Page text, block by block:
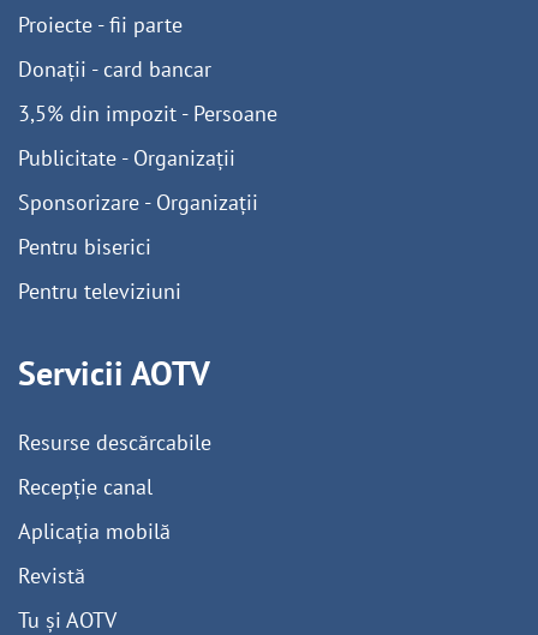
Proiecte - fii parte
Donații - card bancar
3,5% din impozit - Persoane
Publicitate - Organizații
Sponsorizare - Organizații
Pentru biserici
Pentru televiziuni
Servicii AOTV
Resurse descărcabile
Recepție canal
Aplicația mobilă
Revistă
Tu și AOTV